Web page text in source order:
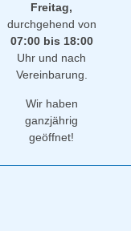
Freitag,
durchgehend von
07:00 bis 18:00
Uhr und nach
Vereinbarung.
Wir haben
ganzjährig
geöffnet!